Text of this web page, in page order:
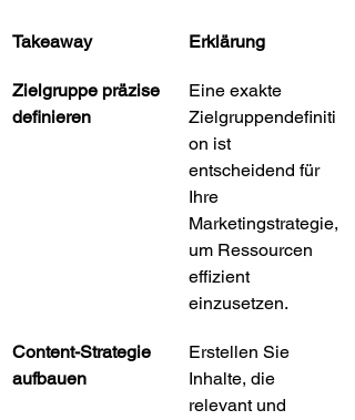
Takeaway Erklärung
Zielgruppe präzise
definieren
Eine exakte
Zielgruppendefiniti
on ist
entscheidend für
Ihre
Marketingstrategie,
um Ressourcen
effizient
einzusetzen.
Content-Strategie
aufbauen
Erstellen Sie
Inhalte, die
relevant und